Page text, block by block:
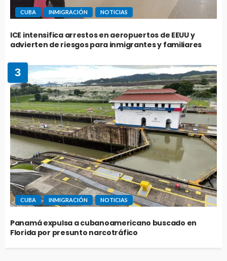
CUBA INMIGRACIÓN NOTICIAS
ICE intensifica arrestos en aeropuertos de EEUU y
advierten de riesgos para inmigrantes y familiares
3
CUBA INMIGRACIÓN NOTICIAS
Panamá expulsa a cubanoamericano buscado en
Florida por presunto narcotráfico